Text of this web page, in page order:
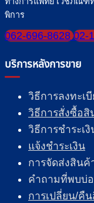
พิการ
062-696-8628 02-
บริการหลังการขาย
วิธีการลงทะเ
วิธีการสั่งซื้อสิ
วิธีการชำระเงิ
แจ้งชำระเงิน
การจัดส่งสินค้
คำถามที่พบบ่
การเปลี่ยน/คื